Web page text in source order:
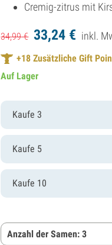
Cremig-zitrus mit
34,99€ 33,24 € inkl.
+18 Zusätzliche Gift
Auf Lager
Kaufe 3
Kaufe 5
Kaufe 10
Anzahl der Samen: 3